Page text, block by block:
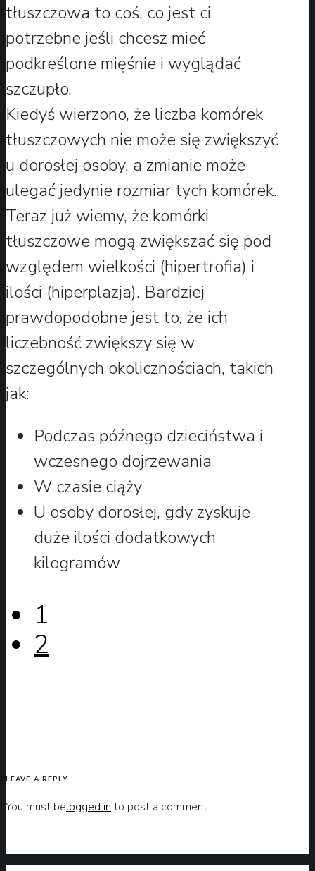
tłuszczowa to coś, co jest ci
potrzebne jeśli chcesz mieć
podkreślone mięśnie i wyglądać
szczupło.
Kiedyś wierzono, że liczba komórek
tłuszczowych nie może się zwiększyć
u dorosłej osoby, a zmianie może
ulegać jedynie rozmiar tych komórek.
Teraz już wiemy, że komórki
tłuszczowe mogą zwiększać się pod
względem wielkości (hipertrofia) i
ilości (hiperplazja). Bardziej
prawdopodobne jest to, że ich
liczebność zwiększy się w
szczególnych okolicznościach, takich
jak:
Podczas późnego dzieciństwa i
wczesnego dojrzewania
W czasie ciąży
U osoby dorosłej, gdy zyskuje
duże ilości dodatkowych
kilogramów
1
2
LEAVE A REPLY
You must belogged in to post a comment.